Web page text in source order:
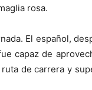
rosa.
El español,
capaz de
de carrera y